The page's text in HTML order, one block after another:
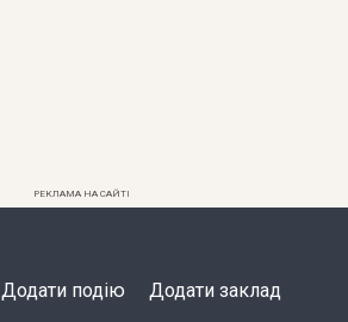
РЕКЛАМА НА САЙТІ
Додати подію Додати заклад